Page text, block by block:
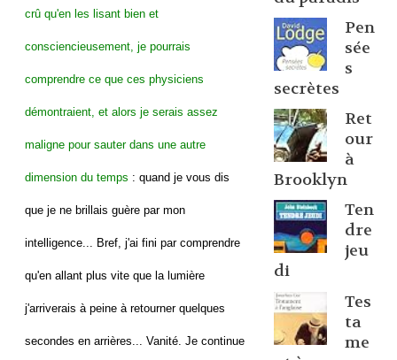
crû qu'en les lisant bien et
consciencieusement, je pourrais
comprendre ce que ces physiciens
démontraient, et alors je serais assez
maligne pour sauter dans une autre
dimension du temps : quand je vous dis
que je ne brillais guère par mon
intelligence... Bref, j'ai fini par comprendre
qu'en allant plus vite que la lumière
j'arriverais à peine à retourner quelques
secondes en arrières... Vanité. Je continue
Pen
sée
s
secrètes
Ret
our
à
Brooklyn
Ten
dre
jeu
di
Tes
ta
me